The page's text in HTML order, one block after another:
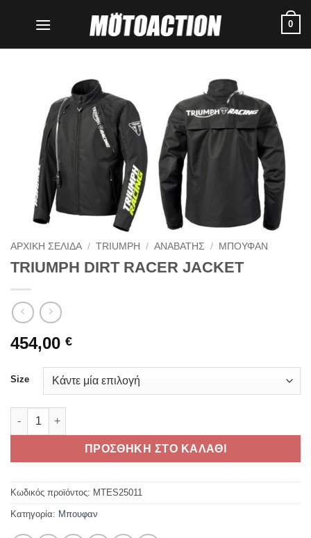
0
ΑΡΧΙΚΗ ΣΕΛΙΔΑ / TRIUMPH / ΑΝΑΒΑΤΗΣ / ΜΠΟΥΦΑΝ
TRIUMPH DIRT RACER JACKET
454,00 €
Size
TRIUMPH DIRT RACER JACKET ποσότητα
ΠΡΟΣΘΗΚΗ ΣΤΟ ΚΑΛΑΘΙ
Κωδικός προϊόντος: MTES25011
Κατηγορία: Μπουφαν